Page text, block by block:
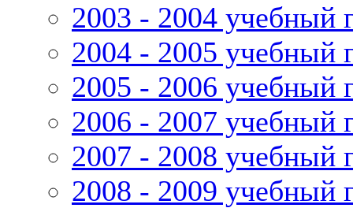
2003 - 2004 учебный
2004 - 2005 учебный
2005 - 2006 учебный
2006 - 2007 учебный
2007 - 2008 учебный
2008 - 2009 учебный